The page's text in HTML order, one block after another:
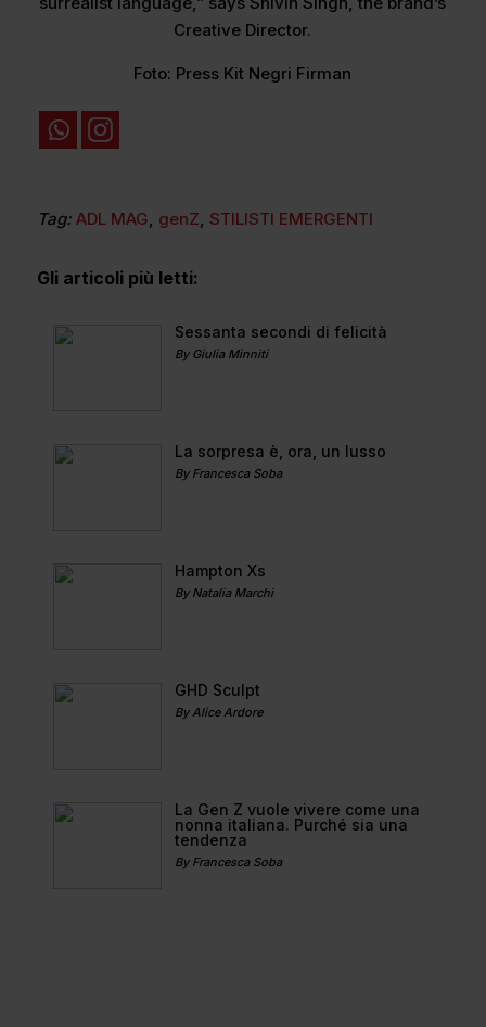
Creative Director.
Foto: Press Kit Negri Firman
Tag: ADL MAG, genZ, STILISTI EMERGENTI
Gli articoli più letti:
Sessanta secondi di felicità
By Giulia Minniti
La sorpresa è, ora, un lusso
By Francesca Soba
Hampton Xs
By Natalia Marchi
GHD Sculpt
By Alice Ardore
La Gen Z vuole vivere come una
nonna italiana. Purché sia una
tendenza
By Francesca Soba